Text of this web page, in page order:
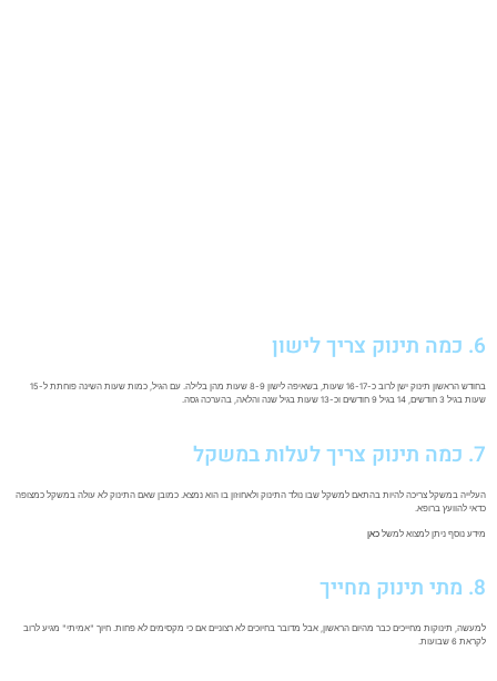
6. כמה תינוק צריך לישון
בחודש הראשון תינוק ישן לרוב כ-16-17 שעות, בשאיפה לישון 8-9 שעות מהן בלילה. עם הגיל, כמות שעות השינה פוחתת ל-15
שעות בגיל 3 חודשים, 14 בגיל 9 חודשים וכ-13 שעות בגיל שנה והלאה, בהערכה גסה.
7. כמה תינוק צריך לעלות במשקל
העלייה במשקל צריכה להיות בהתאם למשקל שבו נולד התינוק ולאחוזון בו הוא נמצא. כמובן שאם התינוק לא עולה במשקל כמצופה
כדאי להוועץ ברופא.
מידע נוסף ניתן למצוא למשל כאן
8. מתי תינוק מחייך
למעשה, תינוקות מחייכים כבר מהיום הראשון, אבל מדובר בחיוכים לא רצוניים אם כי מקסימים לא פחות. חיוך "אמיתי" מגיע לרוב
לקראת 6 שבועות.